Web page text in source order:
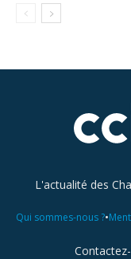
L'actualité des
Qui sommes-nous ?•